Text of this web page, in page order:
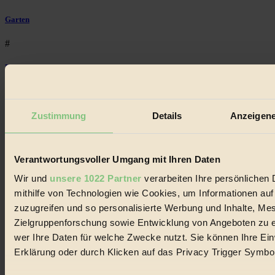
Zustimmung Details
Verantwortungsvoller Umgang mit Ihren Daten
Wir und unsere 1022 Partner verarbeiten Ihre persönlichen
mithilfe von Technologien wie Cookies, um Informationen
zuzugreifen und so personalisierte Werbung und Inhalte,
Zielgruppenforschung sowie Entwicklung von Angeboten zu
wer Ihre Daten für welche Zwecke nutzt. Sie können Ihre
Erklärung oder durch Klicken auf das Privacy Trigger
Garten
#
Recycling
Eco Fashion
Illustration
Niederösterreich